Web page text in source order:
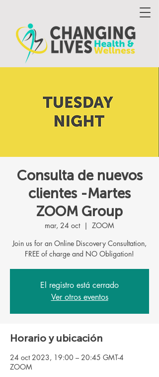
Consulta de nuevos
clientes -Martes
ZOOM Group
mar, 24 oct
  |
ZOOM
Join us for an Online Discovery Consultation,
FREE of charge and NO Obligation!
El registro está cerrado
Ver otros eventos
Horario y ubicación
24 oct 2023, 19:00 – 20:45 GMT-4
ZOOM